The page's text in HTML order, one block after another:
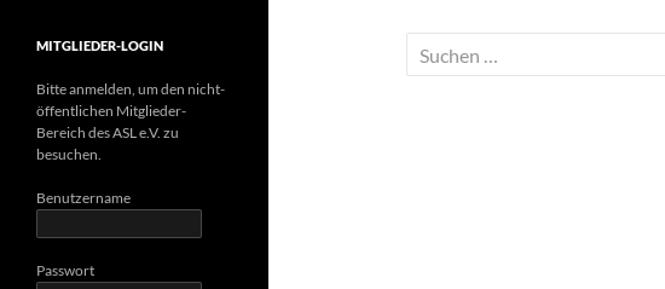
Suchen
nach:
MITGLIEDER-LOGIN
Bitte anmelden, um den nicht-
öffentlichen Mitglieder-
Bereich des ASL e.V. zu
besuchen.
Benutzername
Passwort